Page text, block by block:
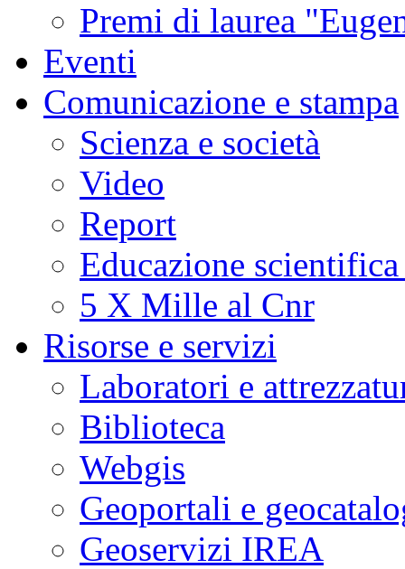
Premi di laurea
Eventi
Comunicazione e stampa
Scienza e società
Video
Report
Educazione
5 X Mille al Cnr
Risorse e servizi
Laboratori e
Biblioteca
Webgis
Geoportali e
Geoservizi IREA